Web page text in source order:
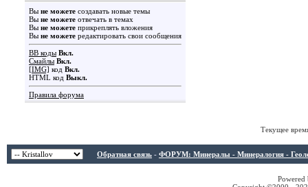
Вы не можете создавать новые темы
Вы не можете отвечать в темах
Вы не можете прикреплять вложения
Вы не можете редактировать свои сообщения
BB коды Вкл.
Смайлы Вкл.
[IMG] код Вкл.
HTML код Выкл.
Правила форума
Текущее
Обратная связь - ФОРУМ: Минералы - Минералогия -